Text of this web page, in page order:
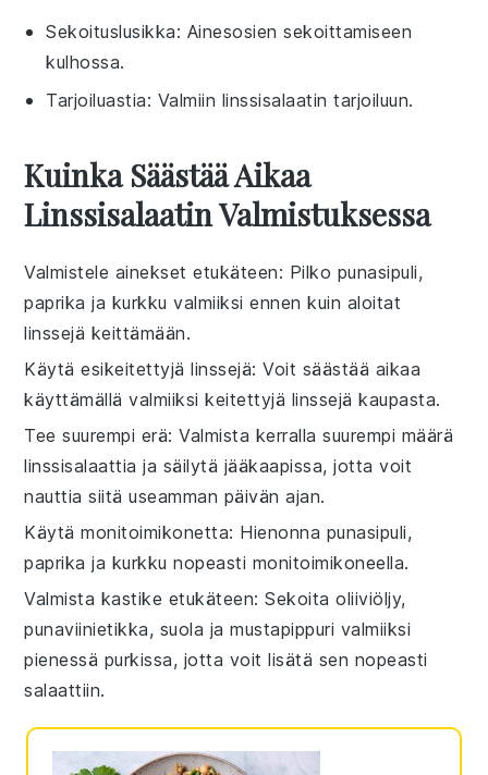
Sekoituslusikka: Ainesosien sekoittamiseen
kulhossa.
Tarjoiluastia: Valmiin linssisalaatin tarjoiluun.
Kuinka Säästää Aikaa
Linssisalaatin Valmistuksessa
Valmistele ainekset etukäteen: Pilko punasipuli,
paprika ja kurkku valmiiksi ennen kuin aloitat
linssejä keittämään.
Käytä esikeitettyjä linssejä: Voit säästää aikaa
käyttämällä valmiiksi keitettyjä linssejä kaupasta.
Tee suurempi erä: Valmista kerralla suurempi määrä
linssisalaattia ja säilytä jääkaapissa, jotta voit
nauttia siitä useamman päivän ajan.
Käytä monitoimikonetta: Hienonna punasipuli,
paprika ja kurkku nopeasti monitoimikoneella.
Valmista kastike etukäteen: Sekoitaoliiviöljy,
punaviinietikka, suola jamustapippuri valmiiksi
pienessä purkissa, jotta voit lisätä sen nopeasti
salaattiin.